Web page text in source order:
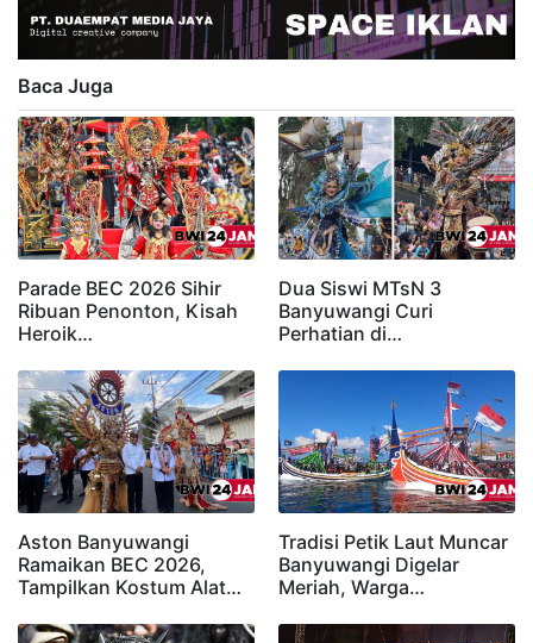
Baca Juga
Parade BEC 2026 Sihir
Ribuan Penonton, Kisah
Heroik…
Dua Siswi MTsN 3
Banyuwangi Curi
Perhatian di…
Aston Banyuwangi
Ramaikan BEC 2026,
Tampilkan Kostum Alat…
Tradisi Petik Laut Muncar
Banyuwangi Digelar
Meriah, Warga…